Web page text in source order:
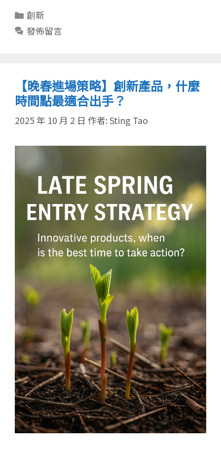
分
類
創新
發佈留言
【晚春進場策略】創新產品，什麼
時間點最適合出手？
2025 年 10 月 2 日 作者:Sting Tao